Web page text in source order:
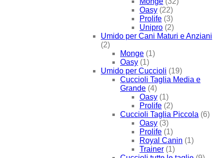
Oasy (22)
Prolife (3)
Unipro (2)
Umido per Cani Maturi e Anziani
(2)
Monge (1)
Oasy (1)
Umido per Cuccioli (19)
Cuccioli Taglia Media e
Grande (4)
Oasy (1)
Prolife (2)
Cuccioli Taglia Piccola (6)
Oasy (3)
Prolife (1)
Royal Canin (1)
Trainer (1)